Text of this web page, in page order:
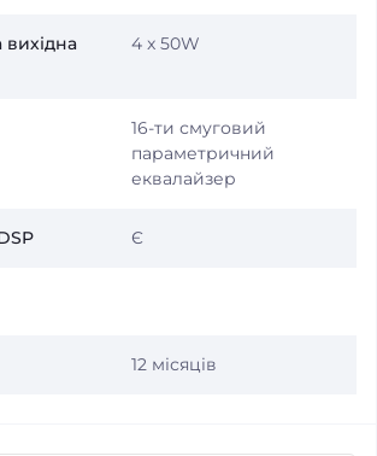
4 x 50W
16-ти смуговий
параметричний
еквалайзер
Є
12 місяців